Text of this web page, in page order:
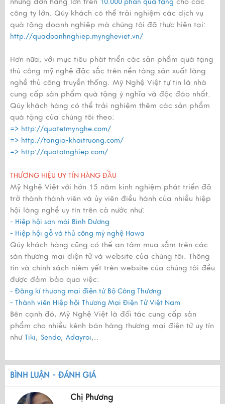
10.000 phần quà tặng
công ty lớn. Qúy khách có thể trải nghiệm các dịch vụ
quà tặng doanh nghiệp mà chúng tôi đã thực hiện tại:
http://quadoanhnghiep.myngheviet.vn/
Hơn nữa, với mục tiêu phát triển các sản phẩm quà tặng
thủ công mỹ nghệ đặc sắc trên nền tảng sản xuất làng
nghề thủ công truyền thống. Mỹ Nghệ Việt tự tin là nhà
cung cấp sản phẩm quà tặng ý nghĩa và độc đáo nhất.
Qúy khách hàng có thể trải nghiệm thêm các sản phẩm
quà tặng của chúng tôi theo:
=> http://quatetmynghe.com/
=> http://tangia-khaitruong.com/
=> http://quatotnghiep.com/
THƯƠNG HIỆU UY TÍN HÀNG ĐẦU
Mỹ Nghệ Việt với hớn 15 năm kinh nghiệm phát triển đã
trở thành thành viên và ủy viên điều hành của nhiều hiệp
hội làng nghề uy tín trên cả nước như:
- Hiệp hội sơn mài Bình Dương
- Hiệp hội gỗ và thủ công mỹ nghệ Hawa
Qúy khách hàng cũng có thể an tâm mua sắm trên các
sàn thương mại điện tử và website của chúng tôi. Thông
tin và chính sách niêm yết trên website của chúng tôi đều
được đảm bảo qua việc:
- Đăng kí thương mại điện tử Bộ Công Thương
- Thành viên Hiệp hội Thương Mại Điện Tử Việt Nam
Bên cạnh đó, Mỹ Nghệ Việt là đối tác cung cấp sản
phẩm cho nhiều kênh bán hàng thương mại điện tử uy tín
như Tiki, Sendo, Adayroi,..
BÌNH LUẬN - ĐÁNH GIÁ
Chị Phương